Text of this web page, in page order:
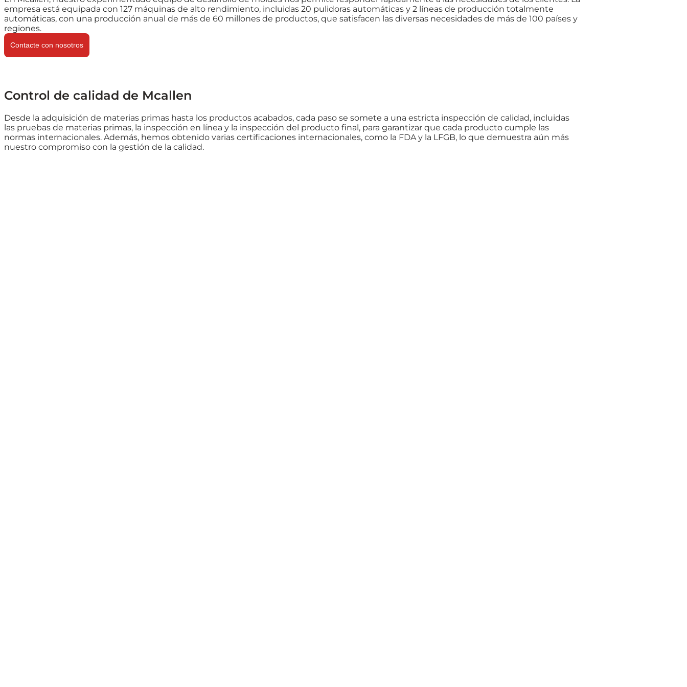
empresa está equipada con 127 máquinas de alto rendimiento, incluidas 20 pulidoras automáticas y 2 líneas de producción totalmente
automáticas, con una producción anual de más de 60 millones de productos, que satisfacen las diversas necesidades de más de 100 países y
regiones.
Contacte con nosotros
Control de calidad de Mcallen
Desde la adquisición de materias primas hasta los productos acabados, cada paso se somete a una estricta inspección de calidad, incluidas
las pruebas de materias primas, la inspección en línea y la inspección del producto final, para garantizar que cada producto cumple las
normas internacionales. Además, hemos obtenido varias certificaciones internacionales, como la FDA y la LFGB, lo que demuestra aún más
nuestro compromiso con la gestión de la calidad.